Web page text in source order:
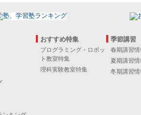
おすすめ特集
プログラミング・ロボッ
ト教室特集
理科実験教室特集
季節講習
春期講習情
夏期講習情
冬期講習情